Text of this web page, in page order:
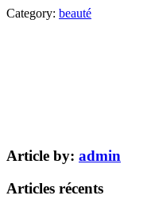
Category: beauté
Article by: admin
Articles récents